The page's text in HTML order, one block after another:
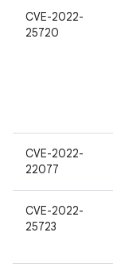
CVE-2022-
25720
CVE-2022-
22077
CVE-2022-
25723